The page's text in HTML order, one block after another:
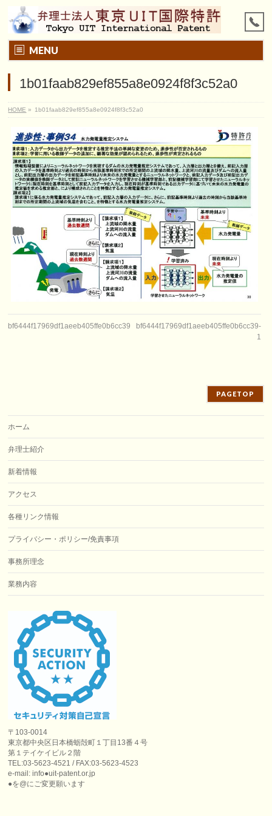
MENU
1b01faab829ef855a8e0924f8f3c52a0
HOME » 1b01faab829ef855a8e0924f8f3c52a0
bf6444f17969df1aeeb405ffe0b6cc39
bf6444f17969df1aeeb405ffe0b6cc39-
1
PAGETOP
ホーム
弁理士紹介
新着情報
アクセス
各種リンク情報
プライバシー・ポリシー/免責事項
事務所理念
業務内容
〒103-0014
東京都中央区日本橋蛎殻町１丁目13番４号
第１テイケイビル２階
TEL:03-5623-4521 / FAX:03-5623-4523
e-mail: info●uit-patent.or.jp
●を@にご変更願います